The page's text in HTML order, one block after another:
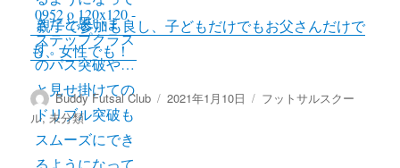
親子で参加も良し、子どもだけでもお父さんだけで
も、女性でも！
投
稿
者
Buddy Futsal Club
投
2021年1月10日
カ
フットサルスクー
ル,未分類